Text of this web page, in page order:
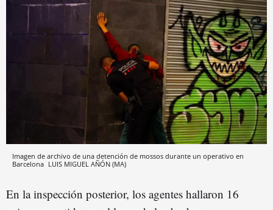
Imagen de archivo de una detención de mossos durante un operativo en
Barcelona LUIS MIGUEL AÑÓN (MA)
En la inspección posterior, los agentes hallaron 16